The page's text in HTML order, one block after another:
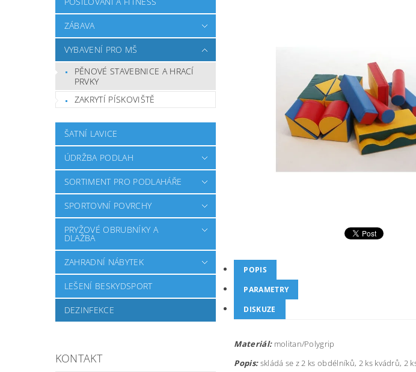
ZÁBAVA
VYBAVENÍ PRO MŠ
PĚNOVÉ STAVEBNICE A HRACÍ
PRVKY
ZAKRYTÍ PÍSKOVIŠTĚ
ŠATNÍ LAVICE
ÚDRŽBA PODLAH
SORTIMENT PRO PODLAHÁŘE
SPORTOVNÍ POVRCHY
PRYŽOVÉ OBRUBNÍKY A
DLAŽBA
ZAHRADNÍ NÁBYTEK
LEŠENÍ BESKYDSPORT
DEZINFEKCE
KONTAKT
POPIS
PARAMETRY
DISKUZE
Materiál:molitan/Polygrip
Popis: skládá se z 2 ks obdélníků, 2 ks kvádrů, 2